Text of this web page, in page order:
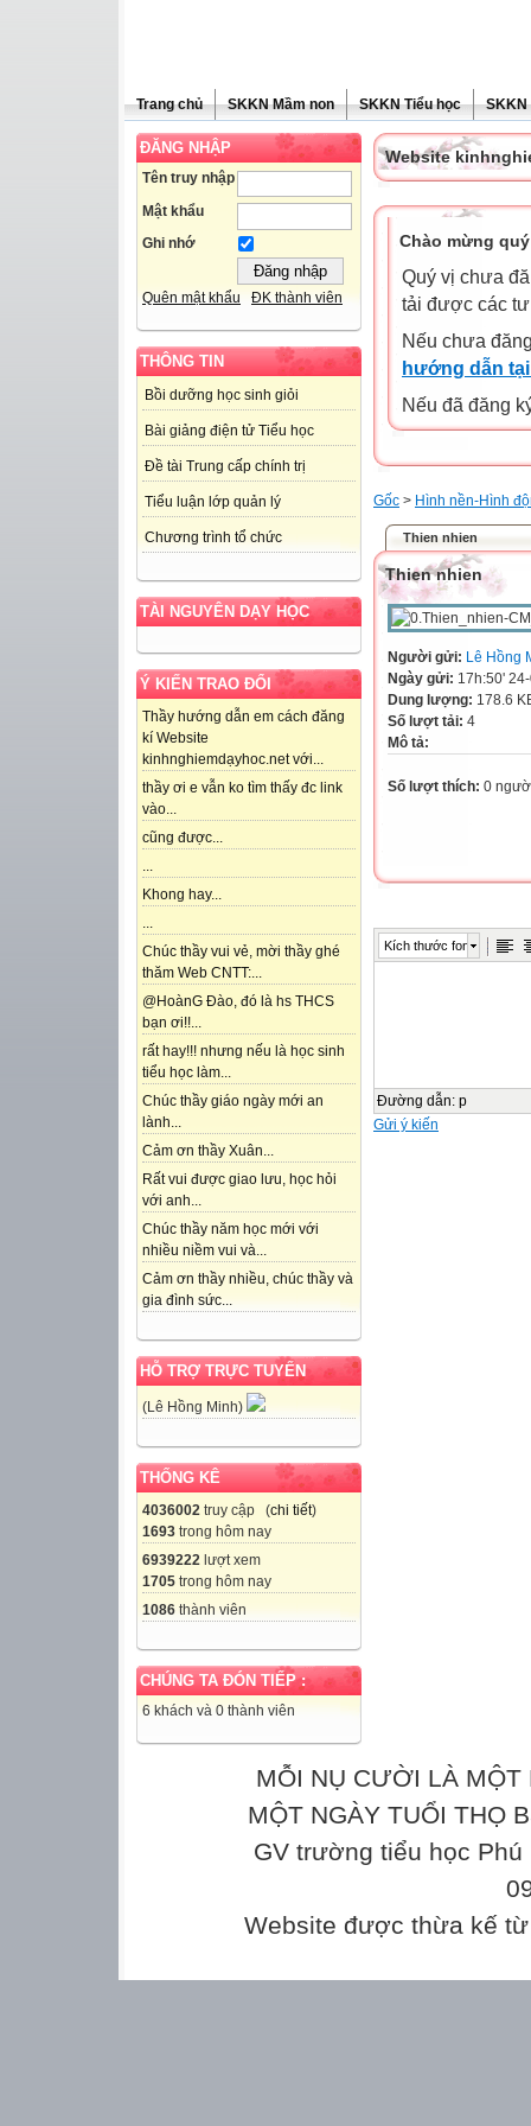
Trang chủ SKKN Mầm non SKKN Tiểu học SKKN
ĐĂNG NHẬP
Tên truy nhập
Mật khẩu
Ghi nhớ
Quên mật khẩu ĐK thành viên
THÔNG TIN
Bồi dưỡng học sinh giỏi
Bài giảng điện tử Tiểu học
Đề tài Trung cấp chính trị
Tiểu luận lớp quản lý
Chương trình tổ chức
TÀI NGUYÊN DẠY HỌC
Ý KIẾN TRAO ĐỔI
Thầy hướng dẫn em cách đăng
kí Website
kinhnghiemdạyhoc.net với...
thầy ơi e vẫn ko tìm thấy đc link
vào...
cũng được...
...
Khong hay...
...
Chúc thầy vui vẻ, mời thầy ghé
thăm Web CNTT:...
@HoànG Đào, đó là hs THCS
bạn ơi!!...
rất hay!!! nhưng nếu là học sinh
tiểu học làm...
Chúc thầy giáo ngày mới an
lành...
Cảm ơn thầy Xuân...
Rất vui được giao lưu, học hỏi
với anh...
Chúc thầy năm học mới với
nhiều niềm vui và...
Cảm ơn thầy nhiều, chúc thầy và
gia đình sức...
HỖ TRỢ TRỰC TUYẾN
(Lê Hồng Minh)
THỐNG KÊ
4036002 truy cập (chi tiết)
1693 trong hôm nay
6939222 lượt xem
1705 trong hôm nay
1086 thành viên
CHÚNG TA ĐÓN TIẾP :
6 khách và 0 thành viên
Website
Chào mừng
Quý vị chưa
tải được các
Nếu chưa
hướng dẫn
Nếu đã đăng
Gốc > Hình nền-Hình
Thien nhien
Thien nhien
Người gửi: Lê Hồng
Ngày gửi: 17h:50'
Dung lượng: 178.6
Số lượt tải: 4
Mô tả:
Số lượt thích: 0
Kích thước font
Đường dẫn: p
Gửi ý kiến
MỖI NỤ CƯỜI LÀ MỘT
MỘT NGÀY TUỔI THỌ
GV trường tiểu học
Website được thừa kế